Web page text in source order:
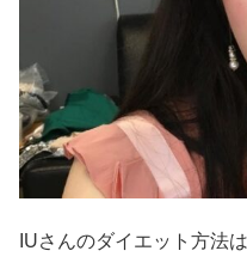
IUさんのダイエット方法